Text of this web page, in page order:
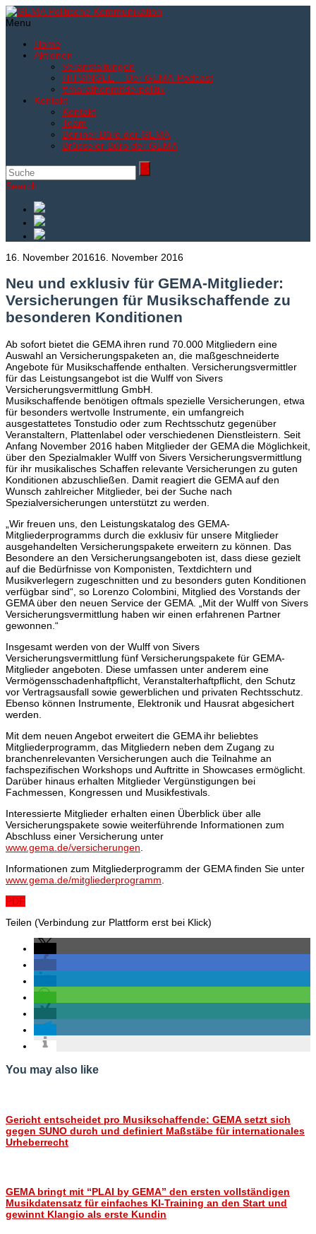
Menu
Home
Aktionen
Veranstaltungen
HITSINGLE – Der GEMA-Podcast
#marathonmitderpolitik
Kontakt
Kontakt
Team
Berliner Büro der GEMA
Brüsseler Büro der GEMA
Search
16. November 201616. November 2016
Neu und exklusiv für GEMA-Mitglieder:
Versicherungen für Musikschaffende zu
besonderen Konditionen
Ab sofort bietet die GEMA ihren rund 70.000 Mitgliedern eine
Auswahl an Versicherungspaketen an, die maßgeschneiderte
Angebote für Musikschaffende enthalten. Versicherungsvermittler
für das Leistungsangebot ist die Wulff von Sivers
Versicherungsvermittlung GmbH.
Musikschaffende benötigen oftmals spezielle Versicherungen, etwa
für besonders wertvolle Instrumente, ein umfangreich
ausgestattetes Tonstudio oder zum Rechtsschutz gegenüber
Veranstaltern, Plattenlabel oder verschiedenen Dienstleistern. Seit
Anfang November 2016 haben Mitglieder der GEMA die Möglichkeit,
über den Spezialmakler Wulff von Sivers Versicherungsvermittlung
für ihr musikalisches Schaffen relevante Versicherungen zu guten
Konditionen abzuschließen. Damit reagiert die GEMA auf den
Wunsch zahlreicher Mitglieder, bei der Suche nach
Spezialversicherungen unterstützt zu werden.
„Wir freuen uns, den Leistungskatalog des GEMA-
Mitgliederprogramms durch die exklusiv für unsere Mitglieder
ausgehandelten Versicherungspakete erweitern zu können. Das
Besondere an den Versicherungsangeboten ist, dass diese gezielt
auf die Bedürfnisse von Komponisten, Textdichtern und
Musikverlegern zugeschnitten und zu besonders guten Konditionen
verfügbar sind“, so Lorenzo Colombini, Mitglied des Vorstands der
GEMA über den neuen Service der GEMA. „Mit der Wulff von Sivers
Versicherungsvermittlung haben wir einen erfahrenen Partner
gewonnen.“
Insgesamt werden von der Wulff von Sivers
Versicherungsvermittlung fünf Versicherungspakete für GEMA-
Mitglieder angeboten. Diese umfassen unter anderem eine
Vermögensschadenhaftpflicht, Veranstalterhaftpflicht, den Schutz
vor Vertragsausfall sowie gewerblichen und privaten Rechtsschutz.
Ebenso können Instrumente, Elektronik und Hausrat abgesichert
werden.
Mit dem neuen Angebot erweitert die GEMA ihr beliebtes
Mitgliederprogramm, das Mitgliedern neben dem Zugang zu
branchenrelevanten Versicherungen auch die Teilnahme an
fachspezifischen Workshops und Auftritte in Showcases ermöglicht.
Darüber hinaus erhalten Mitglieder Vergünstigungen bei
Fachmessen, Kongressen und Musikfestivals.
Interessierte Mitglieder erhalten einen Überblick über alle
Versicherungspakete sowie weiterführende Informationen zum
Abschluss einer Versicherung unter
www.gema.de/versicherungen
Informationen zum Mitgliederprogramm der GEMA finden Sie unter
www.gema.de/mitgliederprogramm
PDF
Teilen (Verbindung zur Plattform erst bei Klick)
You may also like
Gericht entscheidet pro Musikschaffende: GEMA setzt sich
gegen SUNO durch und definiert Maßstäbe für internationales
Urheberrecht
GEMA bringt mit “PLAI by GEMA” den ersten vollständigen
Musikdatensatz für einfaches KI-Training an den Start und
gewinnt Klangio als erste Kundin